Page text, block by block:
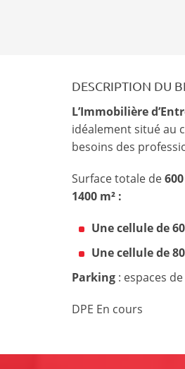
DESCRIPTION DU
L’Immobilière
idéalement situé au
besoins des
Surface totale de
1400 m² :
Une cellule de
Une cellule de
Parking : espaces
DPE En cours